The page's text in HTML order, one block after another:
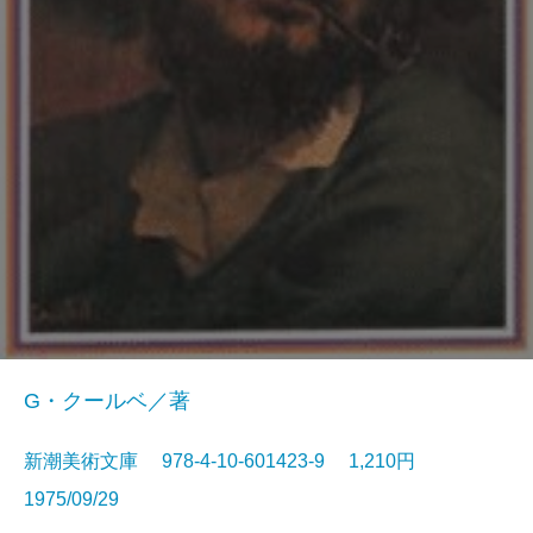
G・クールベ／著
新潮美術文庫 978-4-10-601423-9 1,210円
1975/09/29